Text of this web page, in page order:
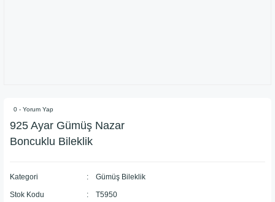
0 - Yorum Yap
​925 Ayar Gümüş Nazar
Boncuklu Bileklik
Kategori Gümüş Bileklik
Stok Kodu T5950